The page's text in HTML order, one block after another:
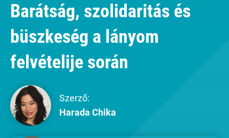
Barátság, szolidaritás és
büszkeség a lányom
felvételije során
Szerző:
Harada Chika